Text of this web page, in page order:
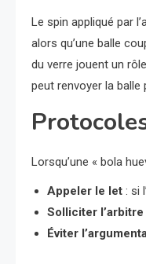
Le spin appliqué par
alors qu’une balle
du verre jouent un
peut renvoyer la
Lorsqu’une « bola
Appeler le let : si
Solliciter l’arbitre
Éviter